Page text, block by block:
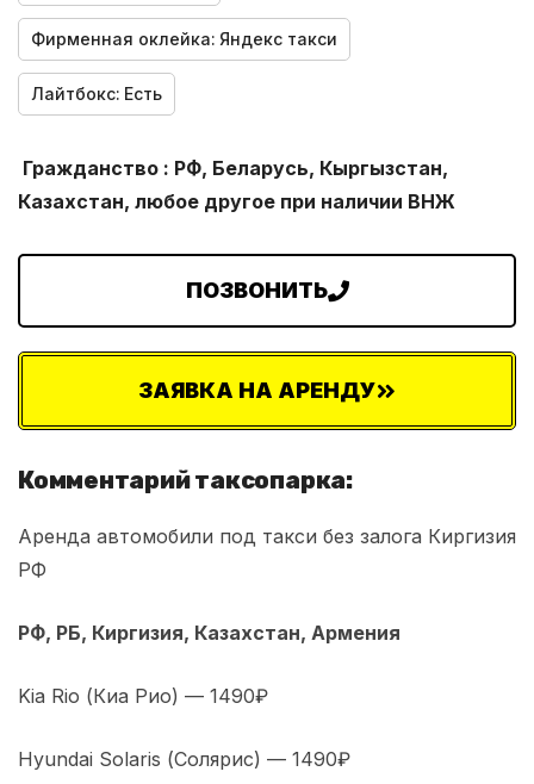
Фирменная оклейка: Яндекс такси
Лайтбокс: Есть
Гражданство : РФ, Беларусь, Кыргызстан,
Казахстан, любое другое при наличии ВНЖ
ПОЗВОНИТЬ
ЗАЯВКА НА АРЕНДУ
Комментарий таксопарка:
Аренда автомобили под такси без залога Киргизия
РФ
РФ, РБ, Киргизия, Казахстан, Армения
Kia Rio (Киа Рио) — 1490₽
Hyundai Solaris (Солярис) — 1490₽